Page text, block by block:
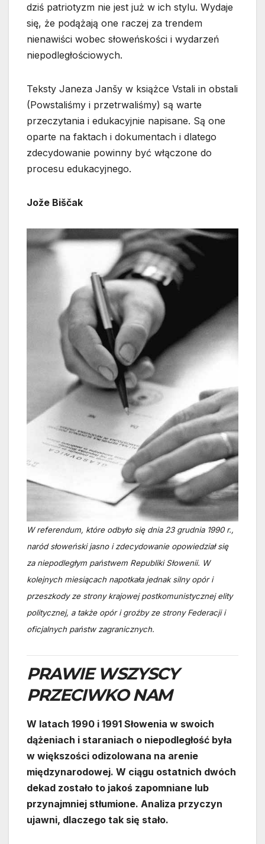
dziś patriotyzm nie jest już w ich stylu. Wydaje
się, że podążają one raczej za trendem
nienawiści wobec słoweńskości i wydarzeń
niepodległościowych.
Teksty Janeza Janšy w książce Vstali in obstali
(Powstaliśmy i przetrwaliśmy) są warte
przeczytania i edukacyjnie napisane. Są one
oparte na faktach i dokumentach i dlatego
zdecydowanie powinny być włączone do
procesu edukacyjnego.
Jože Biščak
W referendum, które odbyło się dnia 23 grudnia 1990 r.,
naród słoweński jasno i zdecydowanie opowiedział się
za niepodległym państwem Republiki Słowenii. W
kolejnych miesiącach napotkała jednak silny opór i
przeszkody ze strony krajowej postkomunistycznej elity
politycznej, a także opór i groźby ze strony Federacji i
oficjalnych państw zagranicznych.
PRAWIE WSZYSCY
PRZECIWKO NAM
W latach 1990 i 1991 Słowenia w swoich
dążeniach i staraniach o niepodległość była
w większości odizolowana na arenie
międzynarodowej. W ciągu ostatnich dwóch
dekad zostało to jakoś zapomniane lub
przynajmniej stłumione. Analiza przyczyn
ujawni, dlaczego tak się stało.